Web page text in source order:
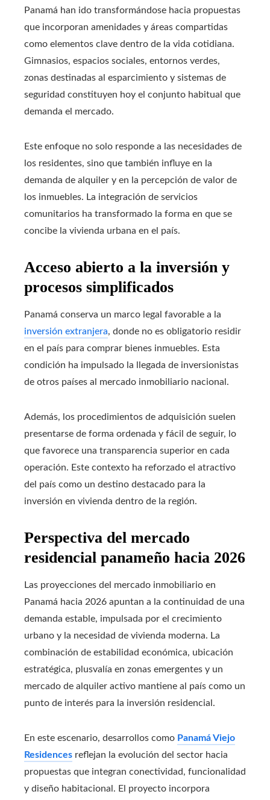
Panamá han ido transformándose hacia propuestas
que incorporan amenidades y áreas compartidas
como elementos clave dentro de la vida cotidiana.
Gimnasios, espacios sociales, entornos verdes,
zonas destinadas al esparcimiento y sistemas de
seguridad constituyen hoy el conjunto habitual que
demanda el mercado.
Este enfoque no solo responde a las necesidades de
los residentes, sino que también influye en la
demanda de alquiler y en la percepción de valor de
los inmuebles. La integración de servicios
comunitarios ha transformado la forma en que se
concibe la vivienda urbana en el país.
Acceso abierto a la inversión y
procesos simplificados
Panamá conserva un marco legal favorable a la
inversión extranjera, donde no es obligatorio residir
en el país para comprar bienes inmuebles. Esta
condición ha impulsado la llegada de inversionistas
de otros países al mercado inmobiliario nacional.
Además, los procedimientos de adquisición suelen
presentarse de forma ordenada y fácil de seguir, lo
que favorece una transparencia superior en cada
operación. Este contexto ha reforzado el atractivo
del país como un destino destacado para la
inversión en vivienda dentro de la región.
Perspectiva del mercado
residencial panameño hacia 2026
Las proyecciones del mercado inmobiliario en
Panamá hacia 2026 apuntan a la continuidad de una
demanda estable, impulsada por el crecimiento
urbano y la necesidad de vivienda moderna. La
combinación de estabilidad económica, ubicación
estratégica, plusvalía en zonas emergentes y un
mercado de alquiler activo mantiene al país como un
punto de interés para la inversión residencial.
En este escenario, desarrollos como Panamá Viejo
Residences reflejan la evolución del sector hacia
propuestas que integran conectividad, funcionalidad
y diseño habitacional. El proyecto incorpora